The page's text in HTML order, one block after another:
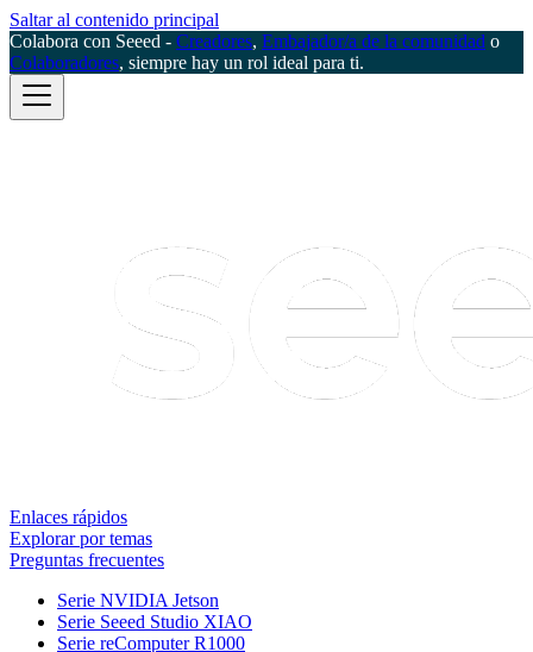
Saltar al contenido principal
Colabora con Seeed - Creadores, Embajador/a de la comunidad o
Colaboradores, siempre hay un rol ideal para ti.
Enlaces rápidos
Explorar por temas
Preguntas frecuentes
Serie NVIDIA Jetson
Serie Seeed Studio XIAO
Serie reComputer R1000